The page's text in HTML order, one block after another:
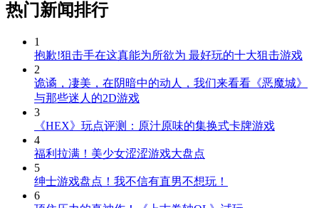
热门新闻排行
1
抱歉!狙击手在这真能为所欲为 最好玩的十大狙击游戏
2
诡谲，凄美，在阴暗中的动人，我们来看看《恶魔城》
与那些迷人的2D游戏
3
《HEX》玩点评测：原汁原味的集换式卡牌游戏
4
福利拉满！美少女涩涩游戏大盘点
5
绅士游戏盘点！我不信有直男不想玩！
6